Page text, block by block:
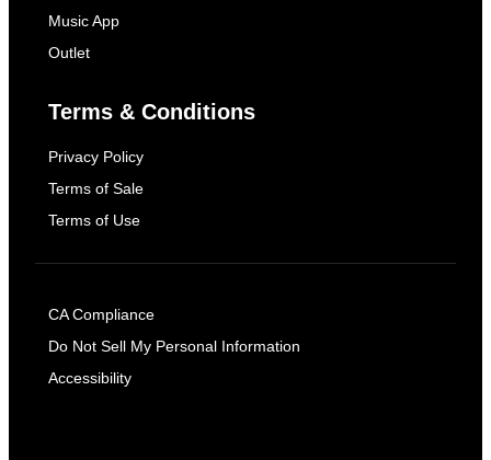
Music App
Outlet
Terms & Conditions
Privacy Policy
Terms of Sale
Terms of Use
CA Compliance
Do Not Sell My Personal Information
Accessibility